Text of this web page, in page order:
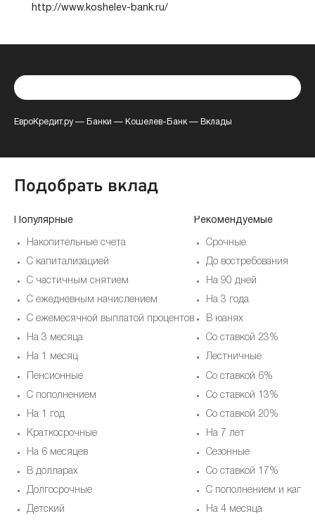
http://www.koshelev-bank.ru/
ЕвроКредит.ру— Банки — Кошелев-Банк — Вклады
Подобрать вклад
Популярные
Накопительные счета
С капитализацией
С частичным снятием
С ежедневным начислением
С ежемесячной выплатой процентов
На 3 месяца
На 1 месяц
Пенсионные
С пополнением
На 1 год
Краткосрочные
На 6 месяцев
В долларах
Долгосрочные
Детский
Рекомендуемые
Срочные
До востребования
На 90 дней
На 3 года
В юанях
Со ставкой 23%
Лестничные
Со ставкой 6%
Со ставкой 13%
Со ставкой 20%
На 7 лет
Cезонные
Со ставкой 17%
С пополнением и
На 4 месяца